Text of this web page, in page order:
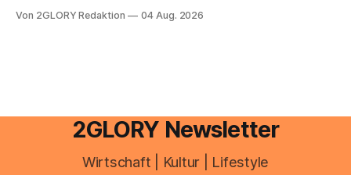
besitzt, loggt sich heute über das Vodafone E-Mail & Cloud
Von 2GLORY Redaktion 04 Aug. 2026
2GLORY Newsletter
Wirtschaft | Kultur | Lifestyle